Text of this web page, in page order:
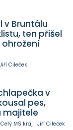
v Bruntálu
ten přišel
ohrožení
Jiří Cileček
v
pes,
majitele
Celý MS kraj | Jiří Cileček